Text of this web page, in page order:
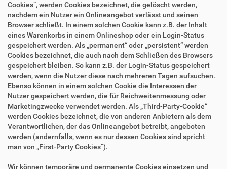
Cookies“, werden Cookies bezeichnet, die gelöscht werden,
nachdem ein Nutzer ein Onlineangebot verlässt und seinen
Browser schließt. In einem solchen Cookie kann z.B. der Inhalt
eines Warenkorbs in einem Onlineshop oder ein Login-Status
gespeichert werden. Als „permanent“ oder „persistent“ werden
Cookies bezeichnet, die auch nach dem Schließen des Browsers
gespeichert bleiben. So kann z.B. der Login-Status gespeichert
werden, wenn die Nutzer diese nach mehreren Tagen aufsuchen.
Ebenso können in einem solchen Cookie die Interessen der
Nutzer gespeichert werden, die für Reichweitenmessung oder
Marketingzwecke verwendet werden. Als „Third-Party-Cookie“
werden Cookies bezeichnet, die von anderen Anbietern als dem
Verantwortlichen, der das Onlineangebot betreibt, angeboten
werden (andernfalls, wenn es nur dessen Cookies sind spricht
man von „First-Party Cookies“).
Wir können temporäre und permanente Cookies einsetzen und